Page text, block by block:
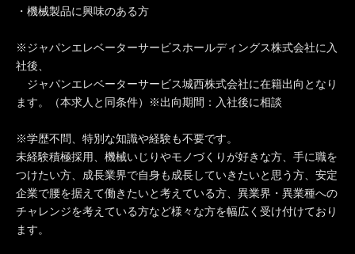
・機械製品に興味のある方
※ジャパンエレベーターサービスホールディングス株式会社に入
社後、
ジャパンエレベーターサービス城西株式会社に在籍出向となり
ます。（本求人と同条件）※出向期間：入社後に相談
※学歴不問、特別な知識や経験も不要です。
未経験積極採用、機械いじりやモノづくりが好きな方、手に職を
つけたい方、成長業界で自身も成長していきたいと思う方、安定
企業で腰を据えて働きたいと考えている方、異業界・異業種への
チャレンジを考えている方など様々な方を幅広く受け付けており
ます。